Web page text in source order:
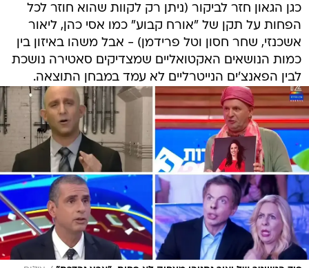
כגן הגאון חזר לביקור (ניתן רק לקוות שהוא חוזר לכל
הפחות על תקן של "אורח קבוע" כמו אסי כהן, ליאור
אשכנזי, שחר חסון וטל פרידמן) - אבל משהו באיזון בין
כמות הנושאים האקטואליים שמצדיקים סאטירה נושכת
לבין הפאנצ'ים הנייטרליים לא עמד במבחן התוצאה.